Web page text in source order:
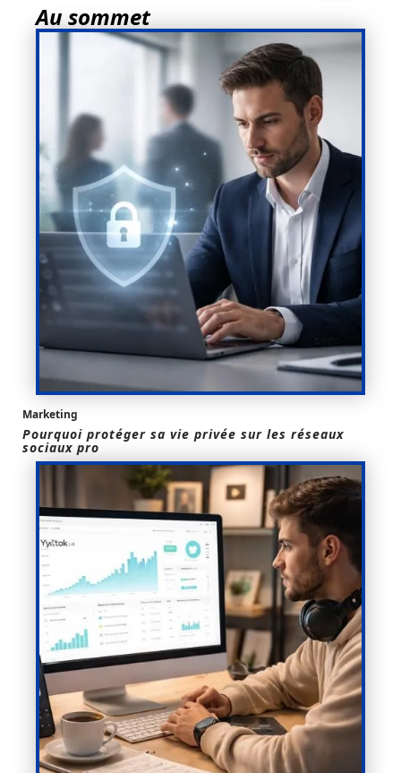
Au sommet
Marketing
Pourquoi protéger sa vie privée sur les réseaux
sociaux pro